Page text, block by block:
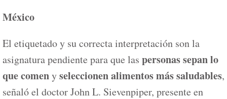
México
El etiquetado y su correcta interpretación son la
asignatura pendiente para que las personas sepan lo
que comenyseleccionen alimentos más saludables,
señaló el doctor John L. Sievenpiper, presente en